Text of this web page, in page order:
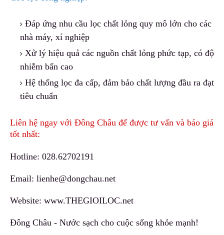
Đáp ứng nhu cầu lọc chất lỏng quy mô lớn cho các
nhà máy, xí nghiệp
Xử lý hiệu quả các nguồn chất lỏng phức tạp, có độ
nhiễm bẩn cao
Hệ thống lọc đa cấp, đảm bảo chất lượng đầu ra đạt
tiêu chuẩn
Liên hệ ngay với Đông Châu để được tư vấn và báo giá
tốt nhất:
Hotline: 028.62702191
Email: lienhe@dongchau.net
Website: www.THEGIOILOC.net
Đông Châu - Nước sạch cho cuộc sống khỏe mạnh!